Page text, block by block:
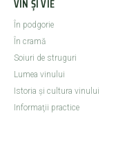
VIN ȘI VIE
În podgorie
În cramă
Soiuri de struguri
Lumea vinului
Istoria şi cultura vinului
Informaţii practice